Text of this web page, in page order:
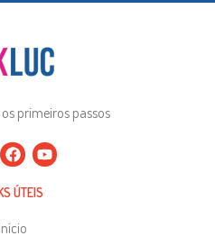
primeiros passos
ÚTEIS
Início